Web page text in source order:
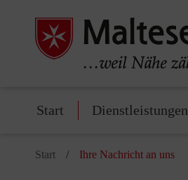
Start Dienstleistungen
Start Ihre Nachricht an uns